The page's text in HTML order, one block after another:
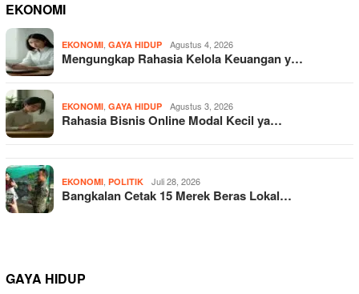
EKONOMI
EKONOMI GAYA HIDUP Agustus 4, 2026
Mengungkap Rahasia Kelola Keuangan y…
EKONOMI GAYA HIDUP Agustus 3, 2026
Rahasia Bisnis Online Modal Kecil ya…
EKONOMI POLITIK Juli 28, 2026
Bangkalan Cetak 15 Merek Beras Lokal…
GAYA HIDUP